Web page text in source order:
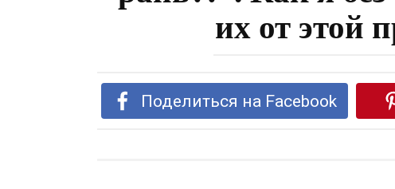
их от
Поделиться на Facebook